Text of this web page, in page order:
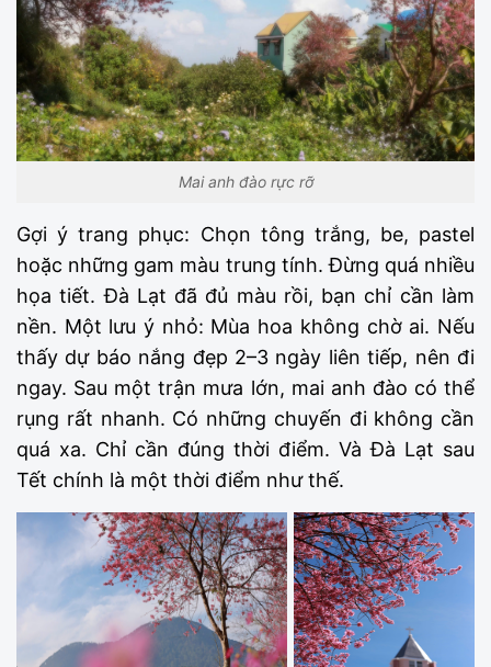
Mai anh đào rực rỡ
Gợi ý trang phục: Chọn tông trắng, be, pastel
hoặc những gam màu trung tính. Đừng quá nhiều
họa tiết. Đà Lạt đã đủ màu rồi, bạn chỉ cần làm
nền. Một lưu ý nhỏ: Mùa hoa không chờ ai. Nếu
thấy dự báo nắng đẹp 2–3 ngày liên tiếp, nên đi
ngay. Sau một trận mưa lớn, mai anh đào có thể
rụng rất nhanh. Có những chuyến đi không cần
quá xa. Chỉ cần đúng thời điểm. Và Đà Lạt sau
Tết chính là một thời điểm như thế.